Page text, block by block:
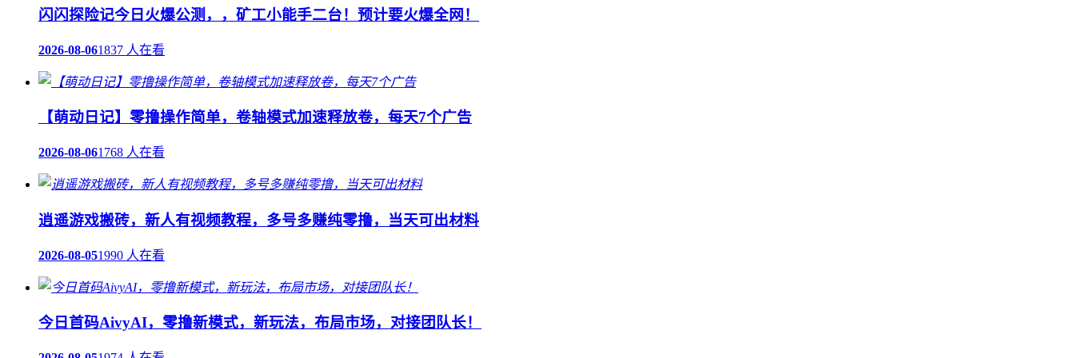
闪闪探险记今日火爆公测，，矿工小能手二台！预计要火爆全网！
2026-08-061837 人在看
【萌动日记】零撸操作简单，卷轴模式加速释放卷，每天7个广告
2026-08-061768 人在看
逍遥游戏搬砖，新人有视频教程，多号多赚纯零撸，当天可出材料
2026-08-051990 人在看
今日首码AivyAI，零撸新模式，新玩法，布局市场，对接团队长！